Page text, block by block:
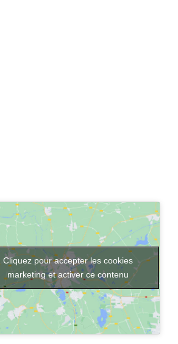
Cliquez pour accepter les cookies
marketing et activer ce contenu